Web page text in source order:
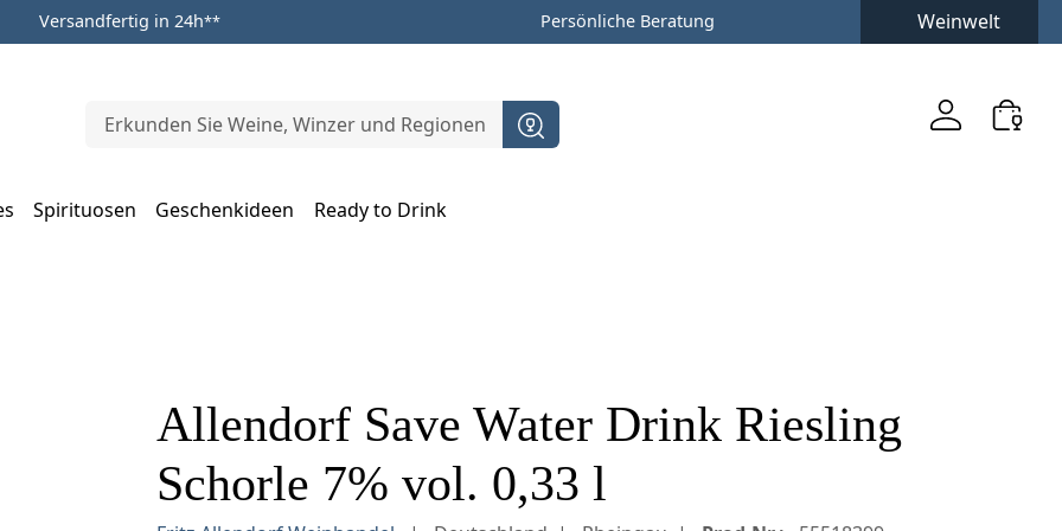
Versandfertig in 24h** Persönliche Beratung Weinwelt
Spirituosen Geschenkideen
Ready to Drink
Allendorf Save Water Drink Riesling
Schorle 7% vol. 0,33 l